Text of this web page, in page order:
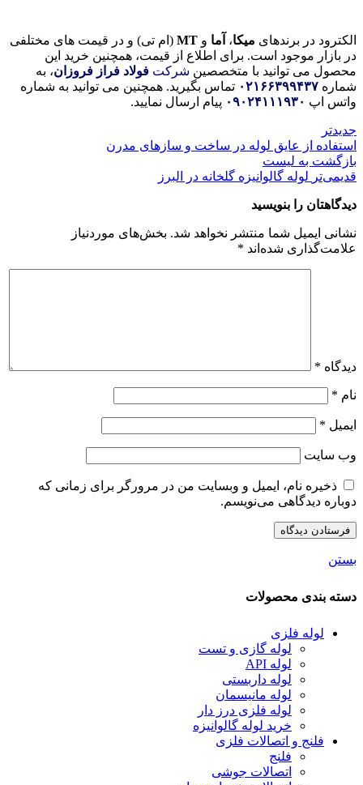
الکترود در برندهای میکا، آما و MT (ام تی) و در قیمت های مختلفی
در بازار موجود است. برای اطلاع از قیمت، همچنین خرید این
محصول می توانید با متخصصین شرکت فولاد فراز فروزان، به
شماره ۰۲۱۶۶۳۹۹۴۳۷ تماس بگیرید. همچنین می توانید به شماره
واتس اپ ۰۹۰۲۴۱۱۱۹۳۰ پیام ارسال نمایید.
جدیدتر
استفاده از عایق لوله در ساخت و سازهای مدرن
بازگشت به لیست
قدیمی‌تر لوله گالوانیزه گلخانه در البرز
دیدگاهتان را بنویسید
نشانی ایمیل شما منتشر نخواهد شد. بخش‌های موردنیاز
علامت‌گذاری شده‌اند *
دیدگاه *
نام *
ایمیل *
وب‌ سایت
ذخیره نام، ایمیل و وبسایت من در مرورگر برای زمانی که
دوباره دیدگاهی می‌نویسم.
بستن
دسته بندی محصولات
لوله فلزی
لوله گازی و تست
لوله API
لوله داربستی
لوله مانیسمان
لوله فلزی درز دار
خرید لوله گالوانیزه
فلنج و اتصالات فلزی
فلنج
اتصالات جوشی